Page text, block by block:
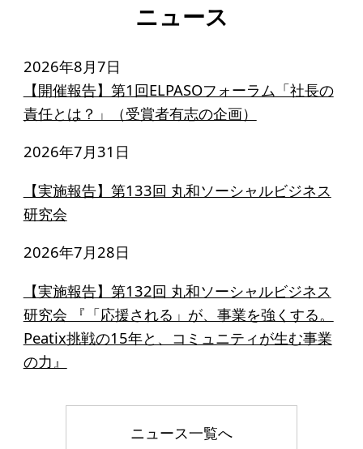
寄付支援者
ニュース・コラム
ニュース
コラム
ニュース
2026年8月7日
【開催報告】第1回ELPASOフォーラム「社長の
責任とは？」（受賞者有志の企画）
2026年7月31日
【実施報告】第133回 丸和ソーシャルビジネス
研究会
2026年7月28日
【実施報告】第132回 丸和ソーシャルビジネス
研究会 『「応援される」が、事業を強くする。
Peatix挑戦の15年と、コミュニティが生む事業
の力』
ニュース一覧へ